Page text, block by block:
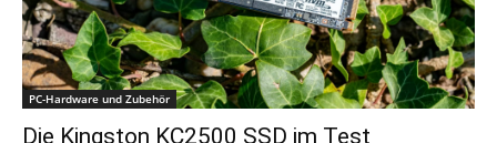
PC-Hardware und Zubehör
Die Kingston KC2500 SSD im Test